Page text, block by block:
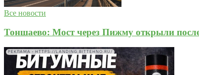
Все новости
Тоншаево: Мост через Пижму открыли
РЕКЛАМА • HTTPS://LANDING.BITTEHNO.RU/